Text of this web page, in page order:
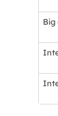
Big